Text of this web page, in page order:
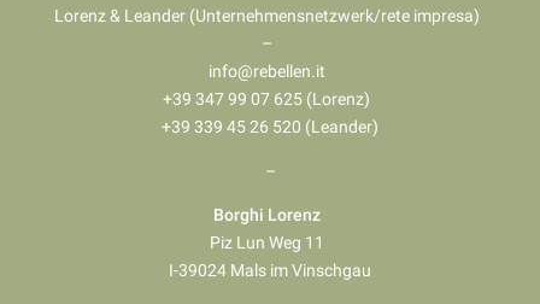
Lorenz & Leander (Unternehmensnetzwerk/rete impresa)
–
info@rebellen.it
+39 347 99 07 625 (Lorenz)
+39 339 45 26 520 (Leander)
–
Borghi Lorenz
Piz Lun Weg 11
I-39024 Mals im Vinschgau